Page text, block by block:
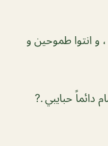
انتوا طموحين و
دائماً حبايبي .?